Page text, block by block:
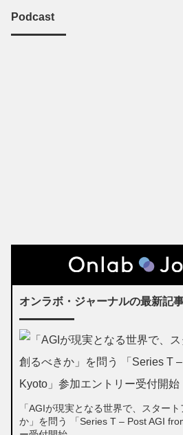
Podcast
オンラボ・ジャーナルの最新記
「AGIが現実となる世界で、スター
か」を問う 「Series T – Post AGI